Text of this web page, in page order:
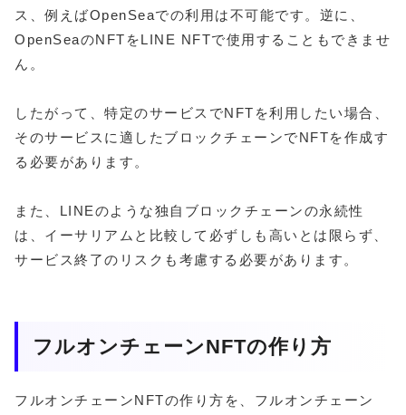
ス、例えばOpenSeaでの利用は不可能です。逆に、
OpenSeaのNFTをLINE NFTで使用することもできませ
ん。
したがって、特定のサービスでNFTを利用したい場合、
そのサービスに適したブロックチェーンでNFTを作成す
る必要があります。
また、LINEのような独自ブロックチェーンの永続性
は、イーサリアムと比較して必ずしも高いとは限らず、
サービス終了のリスクも考慮する必要があります。
フルオンチェーンNFTの作り方
フルオンチェーンNFTの作り方を、フルオンチェーン